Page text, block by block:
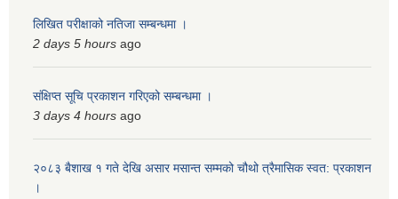
लिखित परीक्षाको नतिजा सम्बन्धमा ।
2 days 5 hours ago
संक्षिप्त सूचि प्रकाशन गरिएको सम्बन्धमा ।
3 days 4 hours ago
२०८३ बैशाख १ गते देखि असार मसान्त सम्मको चौथो त्रैमासिक स्वत: प्रकाशन
।